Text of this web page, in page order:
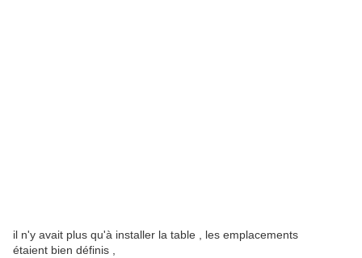
il n'y avait plus qu'à installer la table , les emplacements
étaient bien définis ,